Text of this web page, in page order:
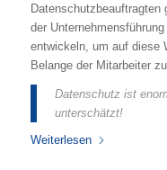
Datenschutzbeauftragten
der
entwickeln, um auf diese
Belange der Mitarbeiter zu
Datenschutz ist
unterschätzt!
Weiterlesen